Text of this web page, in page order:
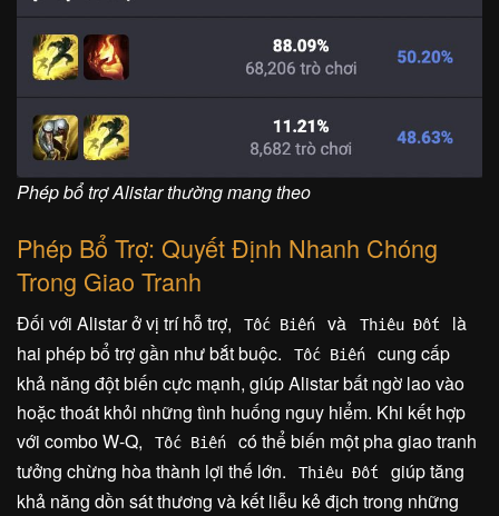
Phép bổ trợ Alistar thường mang theo
Phép Bổ Trợ: Quyết Định Nhanh Chóng
Trong Giao Tranh
Đối với Alistar ở vị trí hỗ trợ, Tốc Biến và Thiêu Đốt
là
hai phép bổ trợ gần như bắt buộc.
Tốc Biến
cung cấp
khả năng đột biến cực mạnh, giúp Alistar bất ngờ lao vào
hoặc thoát khỏi những tình huống nguy hiểm. Khi kết hợp
với combo W-Q,
Tốc Biến
có thể biến một pha giao tranh
tưởng chừng hòa thành lợi thế lớn.
Thiêu Đốt
giúp tăng
khả năng dồn sát thương và kết liễu kẻ địch trong những